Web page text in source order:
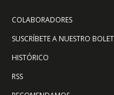
COLABORADORES
SUSCRÍBETE A NUESTRO
HISTÓRICO
RSS